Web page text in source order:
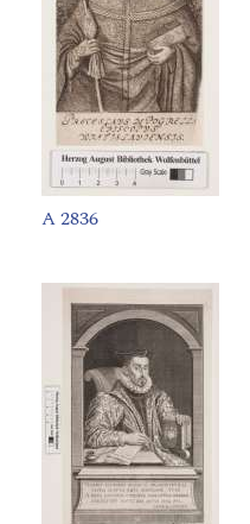
A 2836